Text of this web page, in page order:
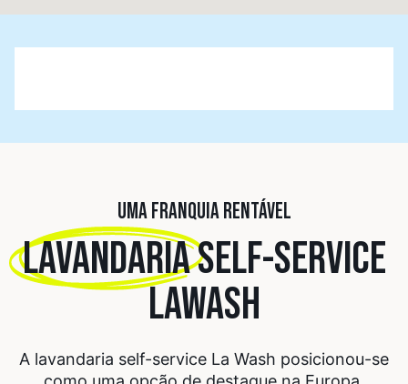
UMA FRANQUIA RENTÁVEL
LAVANDARIASELF-SERVICE
LAWASH
A lavandaria self-service La Wash posicionou-se